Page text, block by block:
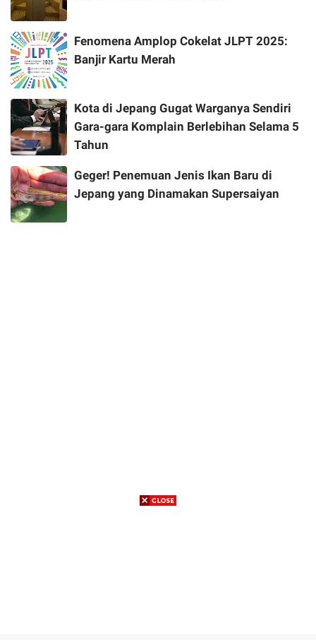
Fenomena Amplop Cokelat JLPT 2025:
Banjir Kartu Merah
Kota di Jepang Gugat Warganya Sendiri
Gara-gara Komplain Berlebihan Selama 5
Tahun
Geger! Penemuan Jenis Ikan Baru di
Jepang yang Dinamakan Supersaiyan